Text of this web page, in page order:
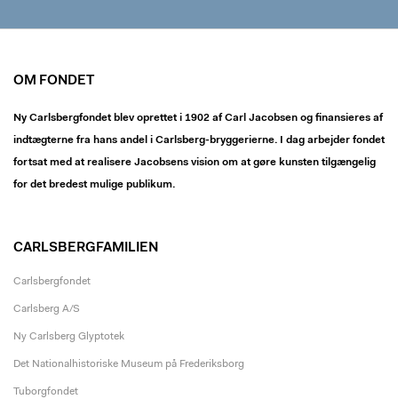
OM FONDET
Ny Carlsbergfondet blev oprettet i 1902 af Carl Jacobsen og finansieres af
indtægterne fra hans andel i Carlsberg-bryggerierne. I dag arbejder fondet
fortsat med at realisere Jacobsens vision om at gøre kunsten tilgængelig
for det bredest mulige publikum.
CARLSBERGFAMILIEN
Carlsbergfondet
Carlsberg A/S
Ny Carlsberg Glyptotek
Det Nationalhistoriske Museum på Frederiksborg
Tuborgfondet